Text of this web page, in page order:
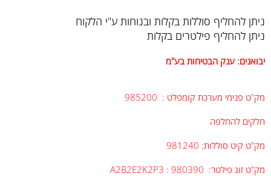
ניתן להחליף סוללות בקלות ובנוחות ע"י הלקוח
ניתן להחליף פילטרים בקלות
יבואנים: ענק הבטיחות בע"מ
מק"ט פנימי מערכת קומפלט : 985200
חלקים להחלפה
מק"ט קיט סוללות: 981240
מק"ט זוג פילטר: A2B2E2K2P3 : 980390